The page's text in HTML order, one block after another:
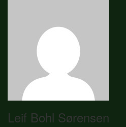
Leif Bohl Sørensen